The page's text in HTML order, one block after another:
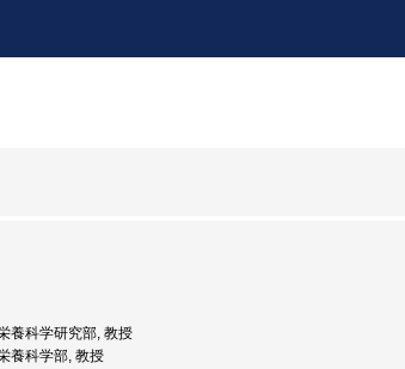
養科学研究部, 教授
養科学部, 教授